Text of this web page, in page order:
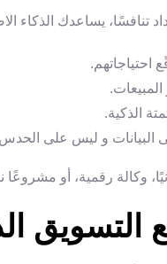
تنافسًا، يساعدك الذكاء
احتياجاتهم.
الذكية.
البيانات و ليس على
وكالة رقمية، أو مشروعًا
التسويق